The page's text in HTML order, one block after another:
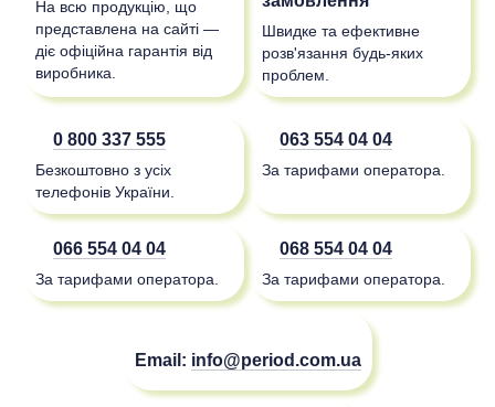
На всю продукцію, що
представлена на сайті —
діє офіційна гарантія від
виробника.
Швидке та ефективне
розв'язання будь-яких
проблем.
0 800 337 555
Безкоштовно з усіх
телефонів України.
063 554 04 04
За тарифами оператора.
066 554 04 04
За тарифами оператора.
068 554 04 04
За тарифами оператора.
Email: info@period.com.ua